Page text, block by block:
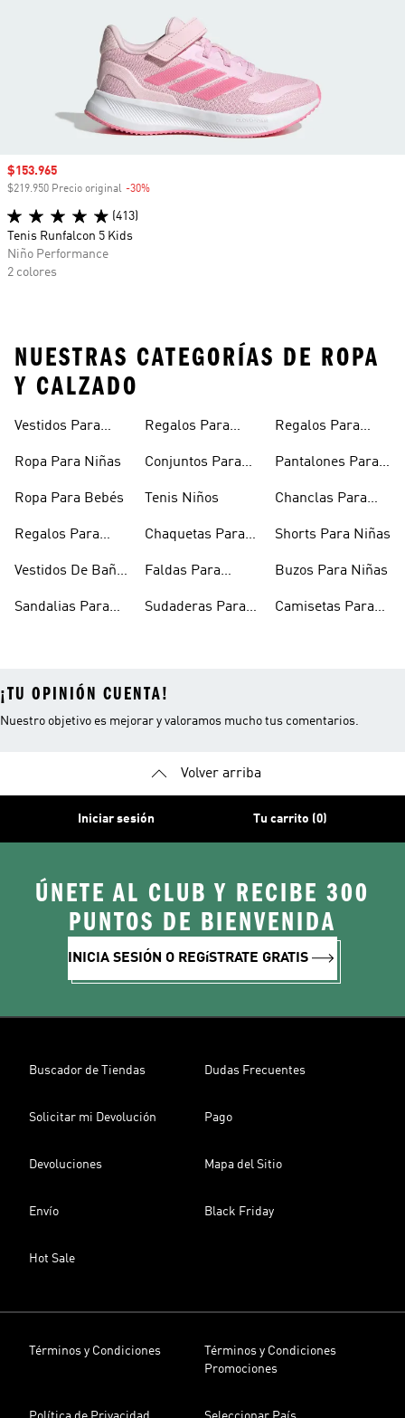
Precio de venta
$153.965
$219.950 Precio original -30%
(413)
Tenis Runfalcon 5 Kids
Niño Performance
2 colores
NUESTRAS CATEGORÍAS DE ROPA
Y CALZADO
Vestidos Para
Ropa Para Niñas
Ropa Para Bebés
Regalos Para
Vestidos De Baño
Sandalias Para
Regalos Para
Conjuntos Para
Tenis Niños
Chaquetas Para
Faldas Para
Sudaderas Para
Regalos Para
Pantalones Para
Chanclas Para
Shorts Para Niñas
Buzos Para Niñas
Camisetas Para
¡TU OPINIÓN CUENTA!
Nuestro objetivo es mejorar y valoramos mucho tus comentarios.
Volver arriba
Iniciar sesión Tu carrito (0)
ÚNETE AL CLUB Y RECIBE 300
PUNTOS DE BIENVENIDA
INICIA SESIÓN O REGíSTRATE GRATIS
Buscador de Tiendas Dudas Frecuentes
Solicitar mi Devolución Pago
Devoluciones Mapa del Sitio
Envío Black Friday
Hot Sale
Términos y Condiciones
Términos y Condiciones
Promociones